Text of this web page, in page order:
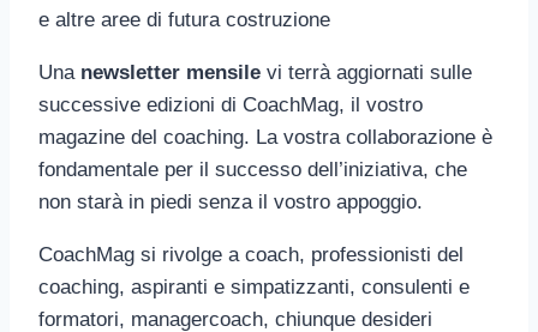
e altre aree di futura costruzione
Una newsletter mensile vi terrà aggiornati sulle
successive edizioni di CoachMag, il vostro
magazine del coaching. La vostra collaborazione è
fondamentale per il successo dell’iniziativa, che
non starà in piedi senza il vostro appoggio.
CoachMag si rivolge a coach, professionisti del
coaching, aspiranti e simpatizzanti, consulenti e
formatori, managercoach, chiunque desideri